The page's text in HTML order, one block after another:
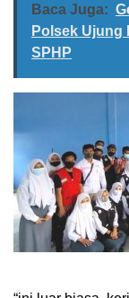
Baca Juga:
Polsek Ujung
SPHP